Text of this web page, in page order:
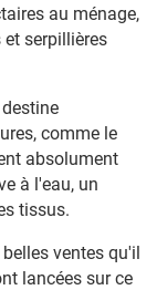
au ménage,
serpillières
comme le
absolument
à l'eau, un
tissus.
ventes qu'il
lancées sur ce